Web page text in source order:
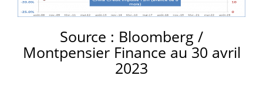
Source : Bloomberg /
Montpensier Finance au 30 avril
2023